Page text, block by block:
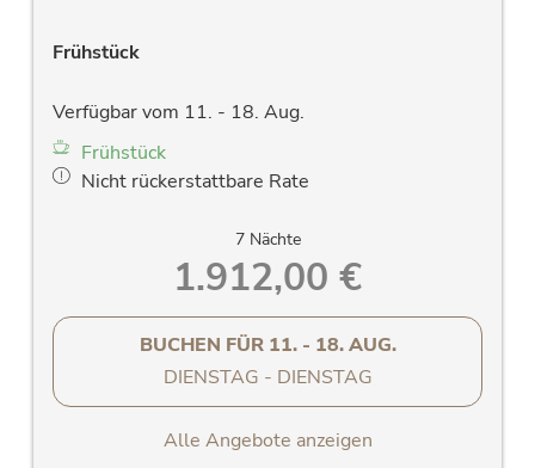
Frühstück
Verfügbar vom 11. - 18. Aug.
Frühstück
Nicht rückerstattbare Rate
7 Nächte
1.912,00 €
BUCHEN FÜR 11. - 18. AUG.
DIENSTAG - DIENSTAG
Alle Angebote anzeigen